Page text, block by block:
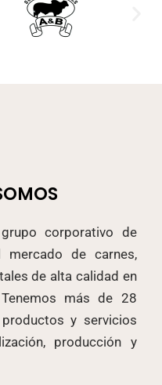
corporativo de
mercado de carnes,
de alta calidad en
Tenemos más de 28
y servicios
producción y